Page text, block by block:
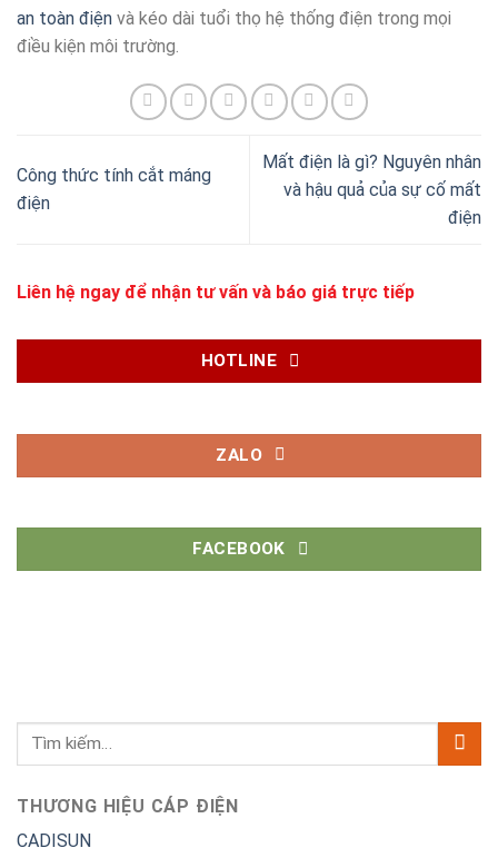
an toàn điện và kéo dài tuổi thọ hệ thống điện trong mọi
điều kiện môi trường.
Công thức tính cắt máng
điện
Mất điện là gì? Nguyên nhân
và hậu quả của sự cố mất
điện
Liên hệ ngay để nhận tư vấn và báo giá trực tiếp
HOTLINE
ZALO
FACEBOOK
THƯƠNG HIỆU CÁP ĐIỆN
CADISUN